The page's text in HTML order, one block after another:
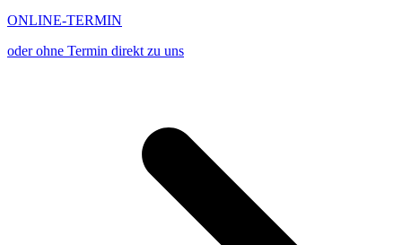
ONLINE-TERMIN
oder ohne Termin direkt zu uns